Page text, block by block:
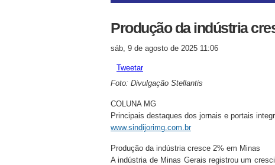
Produção da indústria
sáb, 9 de agosto de 2025 11:06
Tweetar
Foto: Divulgação Stellantis
COLUNA MG
Principais destaques dos jornais e portais
www.sindijorimg.com.br
Produção da indústria cresce 2% em Minas
A indústria de Minas Gerais registrou um